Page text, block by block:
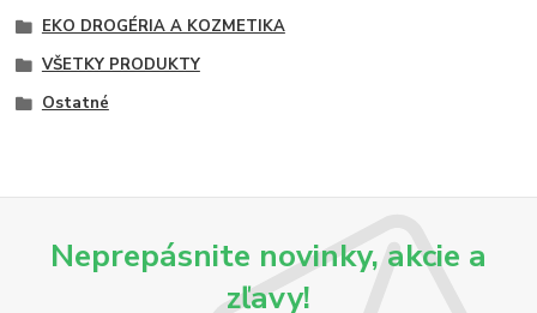
EKO DROGÉRIA A KOZMETIKA
VŠETKY PRODUKTY
Ostatné
Neprepásnite novinky, akcie a
zľavy!